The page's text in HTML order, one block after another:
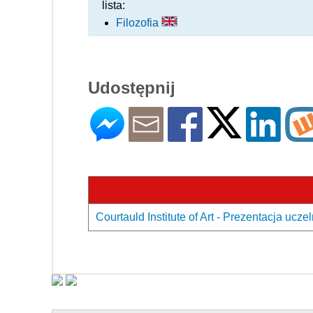
lista:
Filozofia
Udostępnij
Courtauld Institute of Art - Prezentacja